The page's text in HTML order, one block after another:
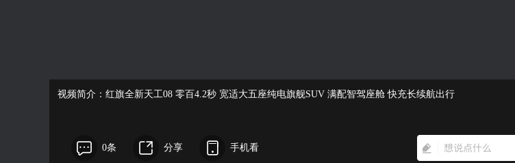
视频简介：红旗全新天工08 零百4.2秒 宽适大五座纯电旗舰SUV 满配智驾座舱 快充长续航出行
0条 分享 手机看